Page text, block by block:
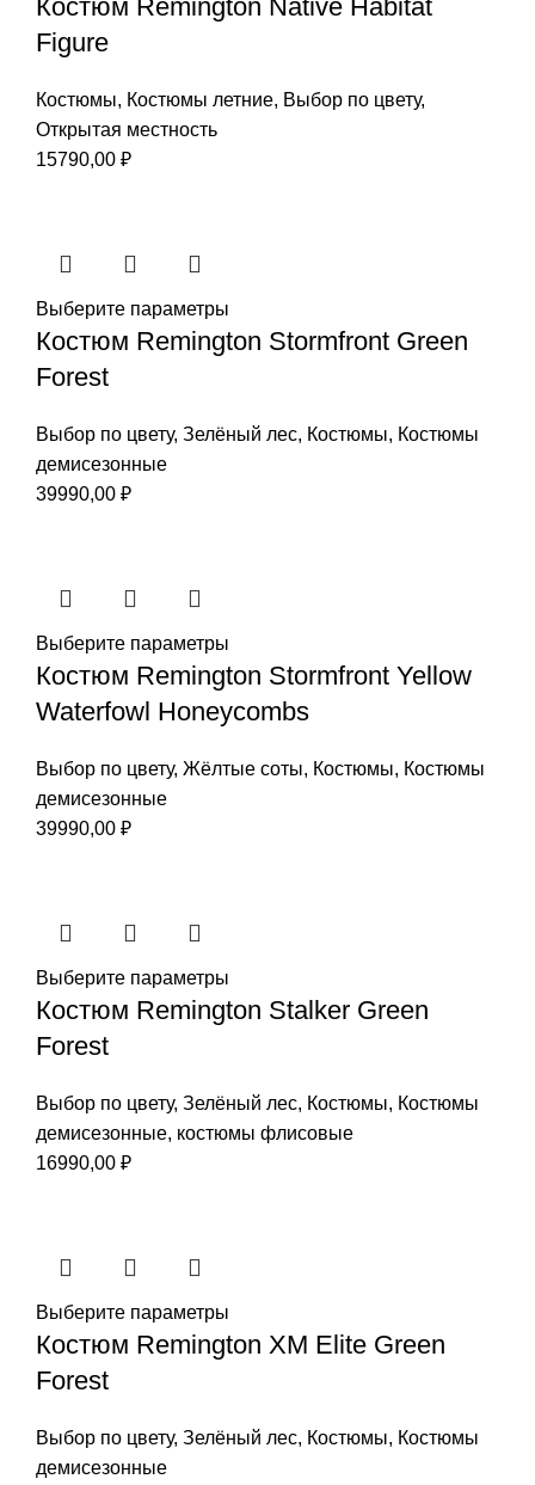
Костюм Remington Native Habitat
Figure
Костюмы, Костюмы летние, Выбор по цвету,
Открытая местность
15790,00 ₽
Выберите параметры
Костюм Remington Stormfront Green
Forest
Выбор по цвету, Зелёный лес, Костюмы, Костюмы
демисезонные
39990,00 ₽
Выберите параметры
Костюм Remington Stormfront Yellow
Waterfowl Honeycombs
Выбор по цвету, Жёлтые соты, Костюмы, Костюмы
демисезонные
39990,00 ₽
Выберите параметры
Костюм Remington Stalker Green
Forest
Выбор по цвету, Зелёный лес, Костюмы, Костюмы
демисезонные, костюмы флисовые
16990,00 ₽
Выберите параметры
Костюм Remington XM Elite Green
Forest
Выбор по цвету, Зелёный лес, Костюмы, Костюмы
демисезонные